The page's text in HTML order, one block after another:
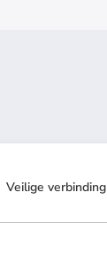
Veilige verbinding